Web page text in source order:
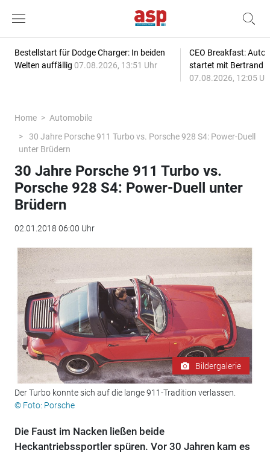
Bestellstart für Dodge Charger: In beiden
Welten auffällig 07.08.2026, 13:51 Uhr
CEO Breakfast:
startet mit Bertrand
07.08.2026, 12:05
Home
Automobile
30 Jahre Porsche 911 Turbo vs. Porsche 928 S4: Power-Duell
unter Brüdern
30 Jahre Porsche 911 Turbo vs.
Porsche 928 S4: Power-Duell unter
Brüdern
02.01.2018 06:00 Uhr
Bildergalerie
Der Turbo konnte sich auf die lange 911-Tradition verlassen.
© Foto: Porsche
Die Faust im Nacken ließen beide
Heckantriebssportler spüren. Vor 30 Jahren kam es